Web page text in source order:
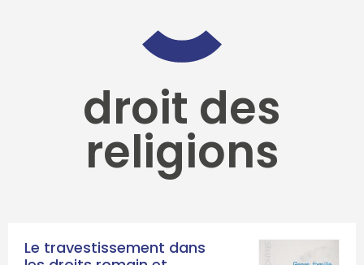
droit des
religions
Le travestissement dans